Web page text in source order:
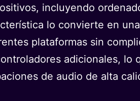
incluyendo
lo convierte en
plataformas sin
adicionales, lo
de audio de alta